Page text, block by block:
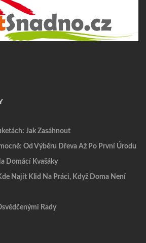
Jak Zasáhnout
Od Výběru Dřeva Až Po První Úrodu
Domácí Kvašáky
Najít Klid Na Práci, Když Doma Není
Rady